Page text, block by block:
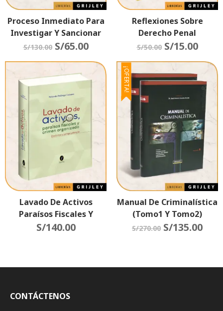
Proceso Inmediato Para
Investigar Y Sancionar
Delitos Flagrantes Como
Criminalidad
S/130.00 S/65.00
Reflexiones Sobre
Derecho Penal
S/50.00 S/15.00
Lavado De Activos
Paraísos Fiscales Y
Crimen Organizado
S/140.00
¡OFERTA!
Manual De Criminalística
(Tomo1 Y Tomo2)
S/270.00 S/135.00
CONTÁCTENOS